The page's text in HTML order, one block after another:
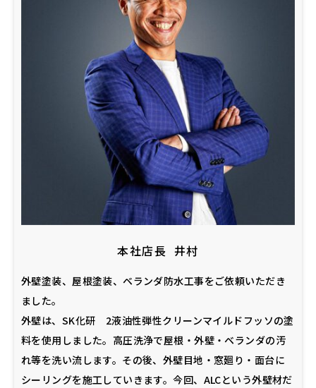
本社店長 井村
外壁塗装、屋根塗装、ベランダ防水工事をご依頼いただき
ました。
外壁は、SK化研 2液油性弾性クリーンマイルドフッソの塗
料を使用しました。高圧洗浄で屋根・外壁・ベランダの汚
れ等を洗い流します。その後、外壁目地・窓廻り・面台に
シーリングを施工していきます。今回、ALCという外壁材だ